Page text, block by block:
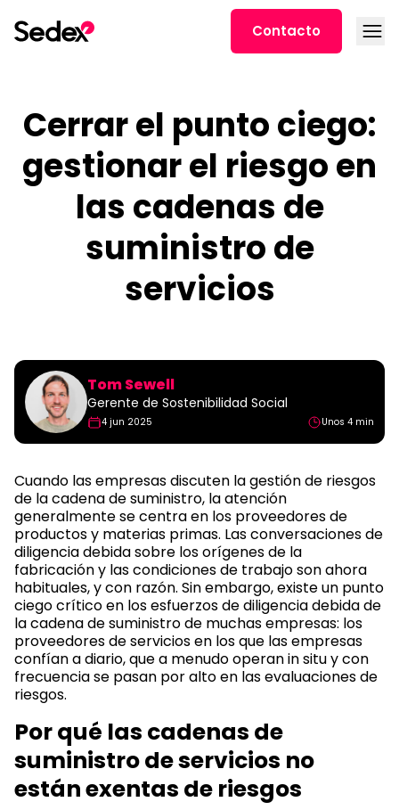
Contacto Abrir
Cerrar el punto ciego:
gestionar el riesgo en
las cadenas de
suministro de
servicios
Tom Sewell
Gerente de Sostenibilidad Social
4 jun 2025 Unos 4 min
Cuando las empresas discuten la gestión de riesgos
de la cadena de suministro, la atención
generalmente se centra en los proveedores de
productos y materias primas. Las conversaciones de
diligencia debida sobre los orígenes de la
fabricación y las condiciones de trabajo son ahora
habituales, y con razón. Sin embargo, existe un punto
ciego crítico en los esfuerzos de diligencia debida de
la cadena de suministro de muchas empresas: los
proveedores de servicios en los que las empresas
confían a diario, que a menudo operan in situ y con
frecuencia se pasan por alto en las evaluaciones de
riesgos.
Por qué las cadenas de
suministro de servicios no
están exentas de riesgos